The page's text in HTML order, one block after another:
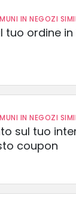
IN NEGOZI
tuo ordine
IN NEGOZI
sul tuo
coupon